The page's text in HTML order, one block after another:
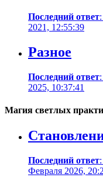
Последний ответ
2021, 12:55:39
Разное
Последний ответ
2025, 10:37:41
Магия светлых
Последний ответ
Февраля 2026,